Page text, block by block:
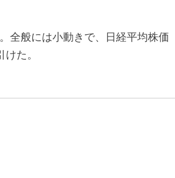
全般には小動きで、日経平均株価
た。